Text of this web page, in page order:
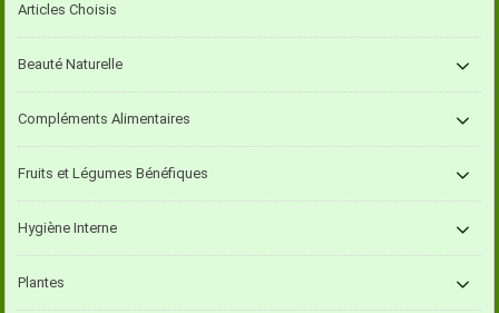
Articles Choisis
Beauté Naturelle
Compléments Alimentaires
Fruits et Légumes Bénéfiques
Hygiène Interne
Plantes